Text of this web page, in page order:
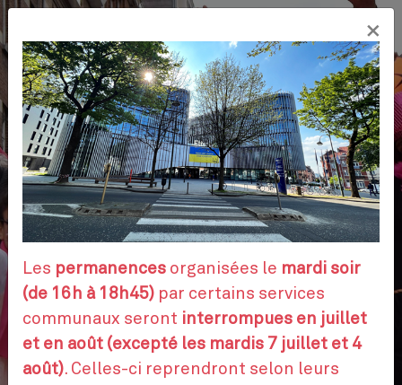
Aller
contenu
principal
VOS DÉMARCHES
RENDEZ-VOUS
CONTACTEZ-NOUS
FR
×
Les permanences organisées le mardi soir
(de 16h à 18h45) par certains services
communaux seront interrompues en juillet
et en août (excepté les mardis 7 juillet et 4
août). Celles-ci reprendront selon leurs